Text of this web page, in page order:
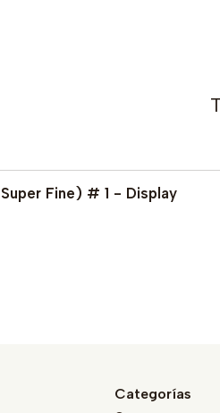
Fine) # 1 - Display
Categorías